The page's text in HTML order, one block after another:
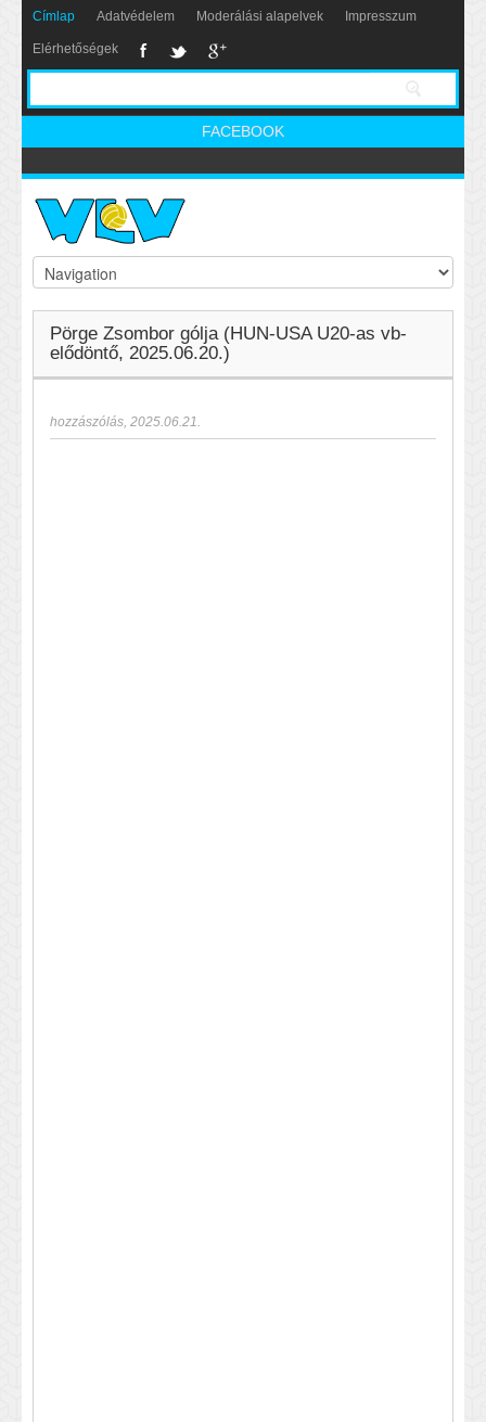
Címlap Adatvédelem Moderálási alapelvek Impresszum
Elérhetőségek
FACEBOOK
Pörge Zsombor gólja (HUN-USA U20-as vb-
elődöntő, 2025.06.20.)
hozzászólás, 2025.06.21.